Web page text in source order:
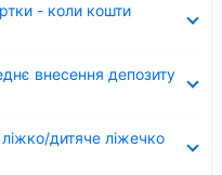
- коли кошти
внесення депозиту
дитяче ліжечко